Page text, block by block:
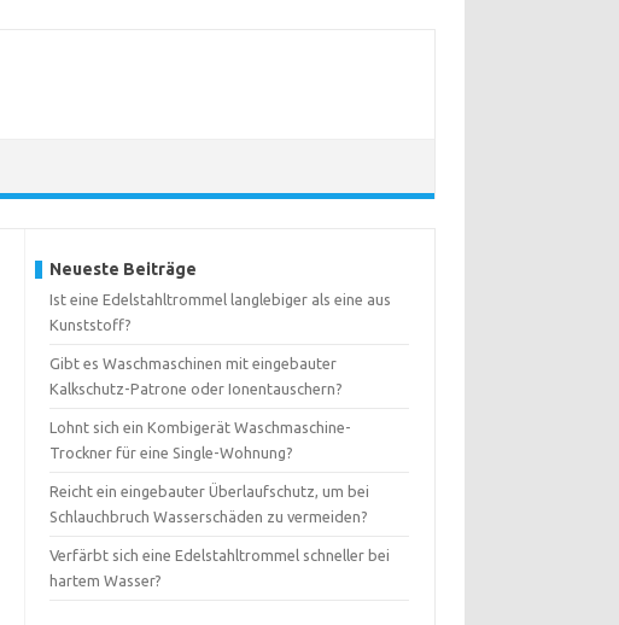
Neueste Beiträge
Ist eine Edelstahltrommel langlebiger als eine aus
Kunststoff?
Gibt es Waschmaschinen mit eingebauter
Kalkschutz-Patrone oder Ionentauschern?
Lohnt sich ein Kombigerät Waschmaschine-
Trockner für eine Single-Wohnung?
Reicht ein eingebauter Überlaufschutz, um bei
Schlauchbruch Wasserschäden zu vermeiden?
Verfärbt sich eine Edelstahltrommel schneller bei
hartem Wasser?